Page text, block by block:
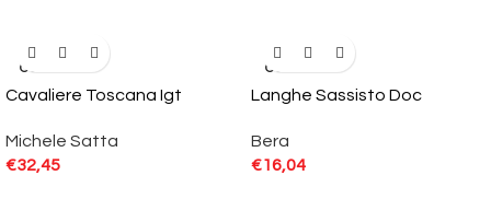
OUT
Cavaliere Toscana Igt
Michele Satta
€32,45
OUT
Langhe Sassisto Doc
Bera
€16,04